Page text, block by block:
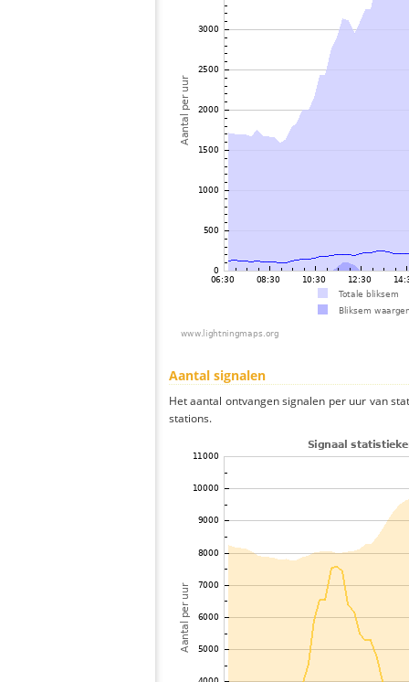
Aantal signalen
Het aantal ontvangen signalen per uur van
stations.